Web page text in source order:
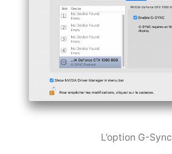
L’option G-Sync